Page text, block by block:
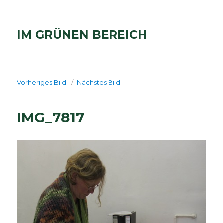
IM GRÜNEN BEREICH
Vorheriges Bild Nächstes Bild
IMG_7817